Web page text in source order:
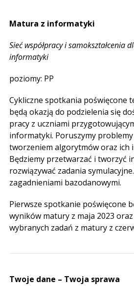
Matura z informatyki
Sieć współpracy i samokształcenia
informatyki
poziomy: PP
Cykliczne spotkania poświęcone
będą okazją do podzielenia się
pracy z uczniami
informatyki. Poruszymy
tworzeniem algorytmów oraz ich
Będziemy przetwarzać i tworzyć
rozwiązywać zadania
zagadnieniami bazodanowymi.
Pierwsze spotkanie poświęcone
wyników matury z maja 2023
wybranych zadań z matury z
Twoje dane – Twoja sprawa